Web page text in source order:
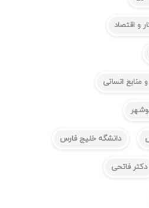
و اقتصاد
منابع انسانی
دانشگه خلیج فارس
دکتر فاتحی